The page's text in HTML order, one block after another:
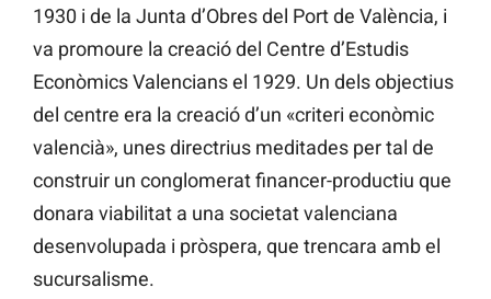
1930 i de la Junta d’Obres del Port de València, i
va promoure la creació del Centre d’Estudis
Econòmics Valencians el 1929. Un dels objectius
del centre era la creació d’un «criteri econòmic
valencià», unes directrius meditades per tal de
construir un conglomerat financer-productiu que
donara viabilitat a una societat valenciana
desenvolupada i pròspera, que trencara amb el
sucursalisme.